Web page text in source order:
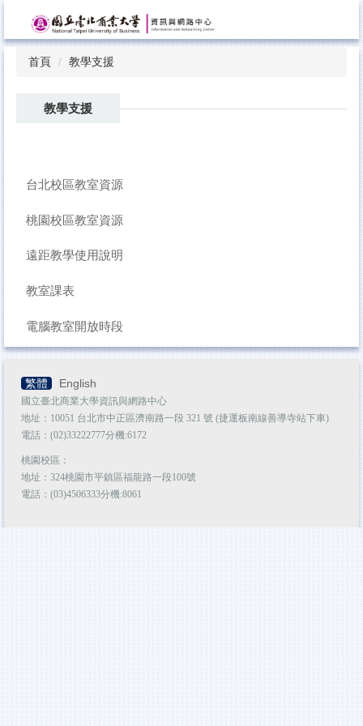
主
首頁 教學支援
教學支援
台北校區教室資源
桃園校區教室資源
遠距教學使用說明
教室課表
電腦教室開放時段
繁體 English
國立臺北商業大學資訊與網路中心
地址：10051 台北市中正區濟南路一段 321 號 (捷運板南線善導寺站下車)
電話：(02)33222777分機:6172
桃園校區：
地址：324桃園市平鎮區福龍路一段100號
電話：(03)4506333分機:8061